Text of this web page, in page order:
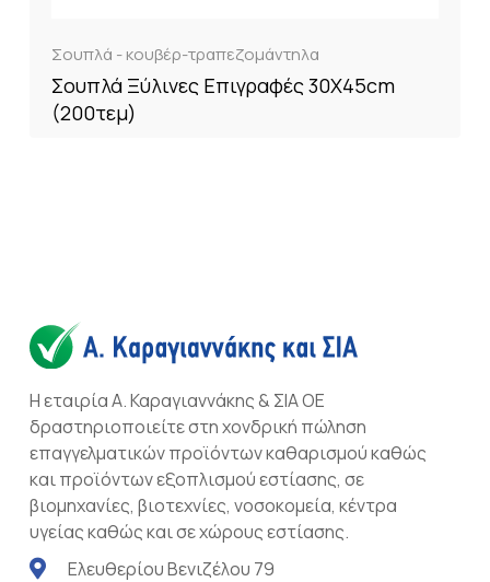
Σουπλά - κουβέρ-τραπεζομάντηλα
Σουπλά Ξύλινες Επιγραφές 30Χ45cm
(200τεμ)
Η εταιρία Α. Καραγιαννάκης & ΣΙΑ ΟΕ
δραστηριοποιείτε στη χονδρική πώληση
επαγγελματικών προϊόντων καθαρισμού καθώς
και προϊόντων εξοπλισμού εστίασης, σε
βιομηχανίες, βιοτεχνίες, νοσοκομεία, κέντρα
υγείας καθώς και σε χώρους εστίασης.
Ελευθερίου Βενιζέλου 79